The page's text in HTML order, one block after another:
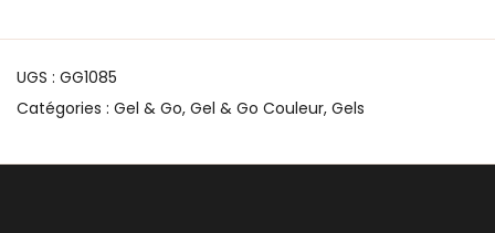
UGS : GG1085
Catégories : Gel & Go, Gel & Go Couleur, Gels